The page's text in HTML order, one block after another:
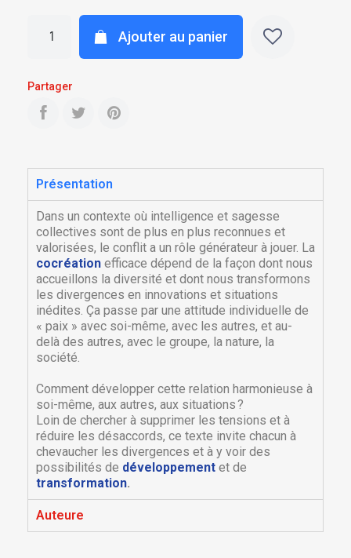
Ajouter au panier
Partager
Présentation
Dans un contexte où intelligence et sagesse
collectives sont de plus en plus reconnues et
valorisées, le conflit a un rôle générateur à jouer. La
cocréation efficace dépend de la façon dont nous
accueillons la diversité et dont nous transformons
les divergences en innovations et situations
inédites. Ça passe par une attitude individuelle de
« paix » avec soi-même, avec les autres, et au-
delà des autres, avec le groupe, la nature, la
société.
Comment développer cette relation harmonieuse à
soi-même, aux autres, aux situations ?
Loin de chercher à supprimer les tensions et à
réduire les désaccords, ce texte invite chacun à
chevaucher les divergences et à y voir des
possibilités de développement et de
transformation.
Auteure